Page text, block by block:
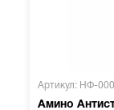
Артикул: НФ-
Амино